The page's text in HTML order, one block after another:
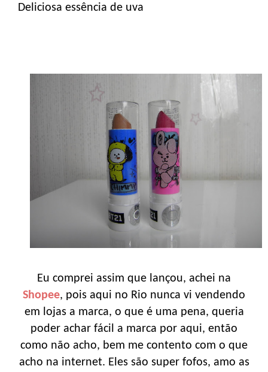
Deliciosa essência de uva
Eu comprei assim que lançou, achei na
Shopee, pois aqui no Rio nunca vi vendendo
em lojas a marca, o que é uma pena, queria
poder achar fácil a marca por aqui, então
como não acho, bem me contento com o que
acho na internet. Eles são super fofos, amo as